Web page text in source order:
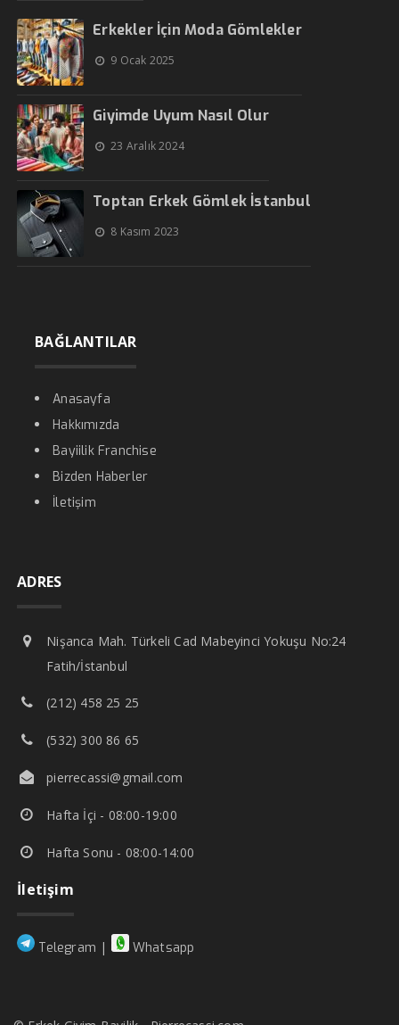
Erkekler İçin Moda Gömlekler
9 Ocak 2025
Giyimde Uyum Nasıl Olur
23 Aralık 2024
Toptan Erkek Gömlek İstanbul
8 Kasım 2023
BAĞLANTILAR
Anasayfa
Hakkımızda
Bayiilik Franchise
Bizden Haberler
İletişim
ADRES
Nişanca Mah. Türkeli Cad Mabeyinci Yokuşu No:24
Fatih/İstanbul
(212) 458 25 25
(532) 300 86 65
pierrecassi@gmail.com
Hafta İçi - 08:00-19:00
Hafta Sonu - 08:00-14:00
İletişim
Telegram | Whatsapp